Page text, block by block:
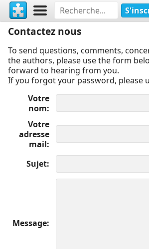
Contactez nous
To send questions, comments,
the authors, please use the form
forward to hearing from you.
If you forgot your password, please
Votre
nom
Votre
adresse
mail
Sujet
Message